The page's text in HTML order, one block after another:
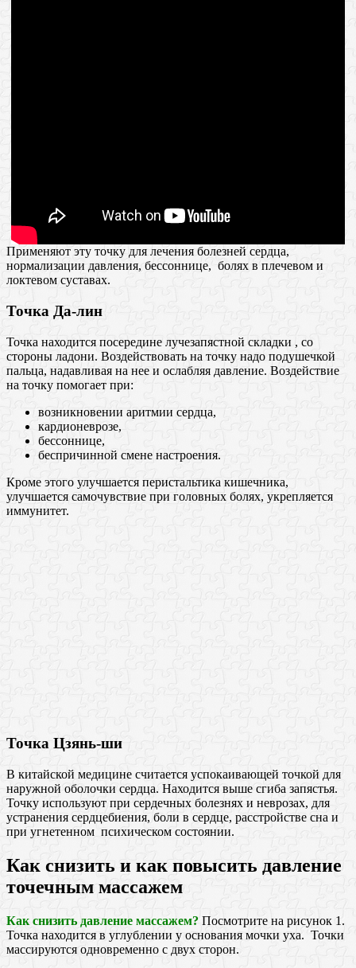
Применяют эту точку для лечения болезней сердца,
нормализации давления, бессоннице, болях в плечевом и
локтевом суставах.
Точка Да-лин
Точка находится посередине лучезапястной складки , со
стороны ладони. Воздействовать на точку надо подушечкой
пальца, надавливая на нее и ослабляя давление. Воздействие
на точку помогает при:
возникновении аритмии сердца,
кардионеврозе,
бессоннице,
беспричинной смене настроения.
Кроме этого улучшается перистальтика кишечника,
улучшается самочувствие при головных болях, укрепляется
иммунитет.
Точка Цзянь-ши
В китайской медицине считается успокаивающей точкой для
наружной оболочки сердца. Находится выше сгиба запястья.
Точку используют при сердечных болезнях и неврозах, для
устранения сердцебиения, боли в сердце, расстройстве сна и
при угнетенном психическом состоянии.
Как снизить и как повысить давление
точечным массажем
Как снизить давление массажем? Посмотрите на рисунок 1.
Точка находится в углублении у основания мочки уха. Точки
массируются одновременно с двух сторон.